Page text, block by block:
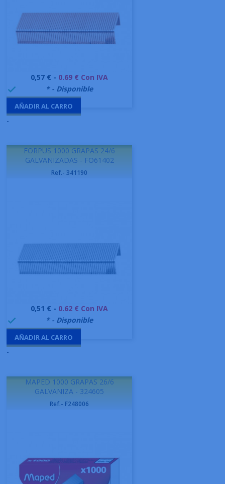
Precio
0,57 € - 0.69 € Con IVA
 * - Disponible
AÑADIR AL CARRO
-
FORPUS 1000 GRAPAS 24/6
GALVANIZADAS - FO61402
Ref.- 341190
Precio
0,51 € - 0.62 € Con IVA
 * - Disponible
AÑADIR AL CARRO
-
MAPED 1000 GRAPAS 26/6
GALVANIZA - 324605
Ref.- F248006